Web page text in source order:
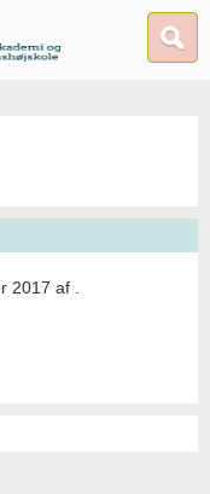
2017 af